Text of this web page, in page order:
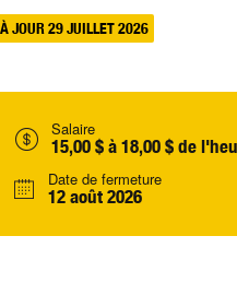
JOUR 29 JUILLET 2026
Salaire
15,00 $ à 18,00 $ de
Date de fermeture
12 août 2026